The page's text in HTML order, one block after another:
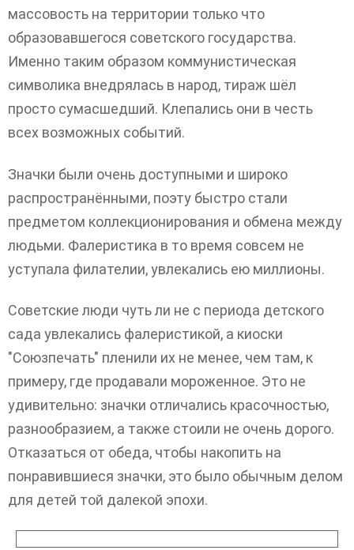
массовость на территории только что
образовавшегося советского государства.
Именно таким образом коммунистическая
символика внедрялась в народ, тираж шёл
просто сумасшедший. Клепались они в честь
всех возможных событий.
Значки были очень доступными и широко
распространёнными, поэту быстро стали
предметом коллекционирования и обмена между
людьми. Фалеристика в то время совсем не
уступала филателии, увлекались ею миллионы.
Советские люди чуть ли не с периода детского
сада увлекались фалеристикой, а киоски
"Союзпечать" пленили их не менее, чем там, к
примеру, где продавали мороженное. Это не
удивительно: значки отличались красочностью,
разнообразием, а также стоили не очень дорого.
Отказаться от обеда, чтобы накопить на
понравившиеся значки, это было обычным делом
для детей той далекой эпохи.